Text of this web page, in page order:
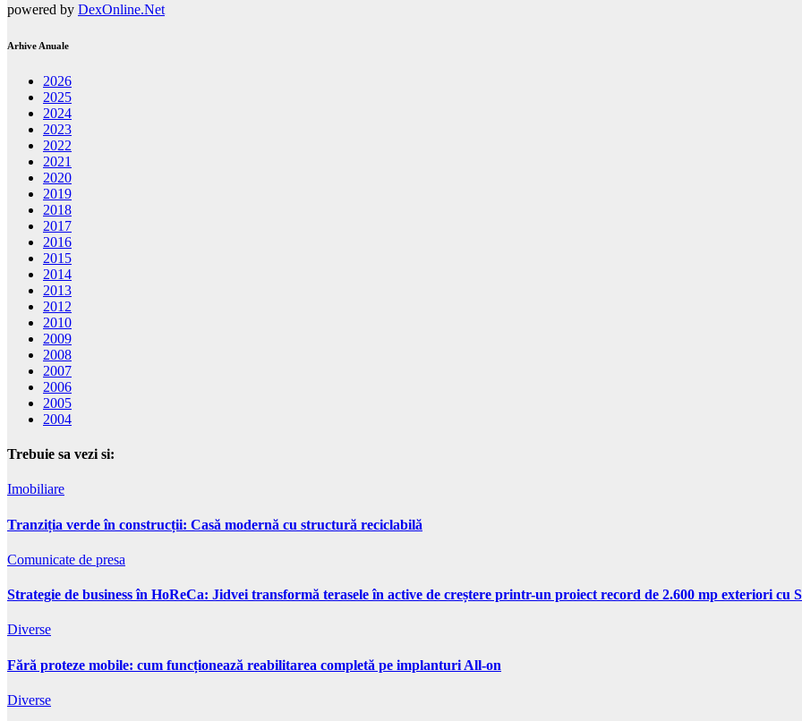
powered by DexOnline.Net
Arhive Anuale
2026
2025
2024
2023
2022
2021
2020
2019
2018
2017
2016
2015
2014
2013
2012
2010
2009
2008
2007
2006
2005
2004
Trebuie sa vezi si:
Imobiliare
Tranziția verde în construcții: Casă modernă cu structură reciclabilă
Comunicate de presa
Strategie de business în HoReCa: Jidvei transformă terasele în active de creștere printr-un proiect record de 2.600 mp exteriori cu
Diverse
Fără proteze mobile: cum funcționează reabilitarea completă pe implanturi All-on
Diverse